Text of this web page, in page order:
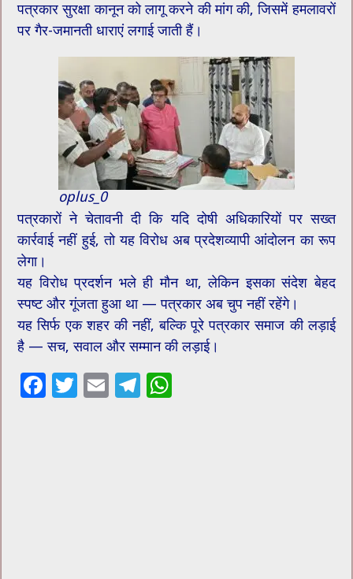
पत्रकार सुरक्षा कानून को लागू करने की मांग की, जिसमें हमलावरों
पर गैर-जमानती धाराएं लगाई जाती हैं।
oplus_0
पत्रकारों ने चेतावनी दी कि यदि दोषी अधिकारियों पर सख्त
कार्रवाई नहीं हुई, तो यह विरोध अब प्रदेशव्यापी आंदोलन का रूप
लेगा।
यह विरोध प्रदर्शन भले ही मौन था, लेकिन इसका संदेश बेहद
स्पष्ट और गूंजता हुआ था — पत्रकार अब चुप नहीं रहेंगे।
यह सिर्फ एक शहर की नहीं, बल्कि पूरे पत्रकार समाज की लड़ाई
है — सच, सवाल और सम्मान की लड़ाई।
F
T
E
T